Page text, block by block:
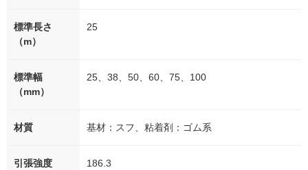
標準長さ
（m）
25
標準幅
（mm）
25、38、50、60、75、100
材質 基材：スフ、粘着剤：ゴム系
引張強度
186.3